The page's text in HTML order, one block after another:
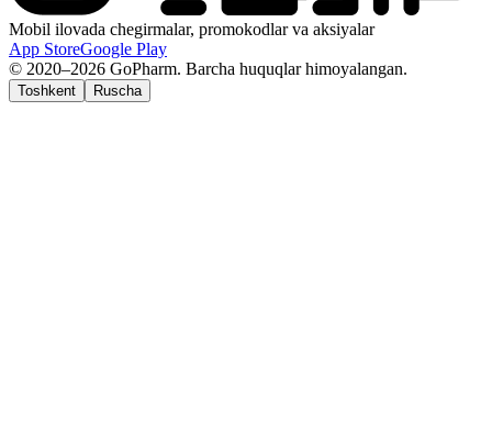
Mobil ilovada chegirmalar, promokodlar va aksiyalar
App StoreGoogle Play
© 2020–2026 GoPharm. Barcha huquqlar himoyalangan.
Toshkent Ruscha